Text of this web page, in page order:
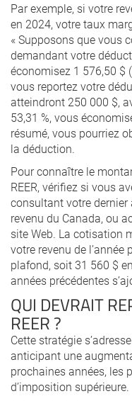
Par exemple, si votre
en 2024, votre taux
« Supposons que vous
demandant votre
économisez 1 576,50 $
vous reportez votre
atteindront 250 000 $,
53,31 %, vous
résumé, vous pourriez
la déduction.
Pour connaître le
REER, vérifiez si vous
consultant votre dernier
revenu du Canada, ou
site Web. La cotisation
votre revenu de l’année
plafond, soit 31 560 $
années précédentes
QUI DEVRAIT
REER ?
Cette stratégie
anticipant une
prochaines années, les
d’imposition supérieure.